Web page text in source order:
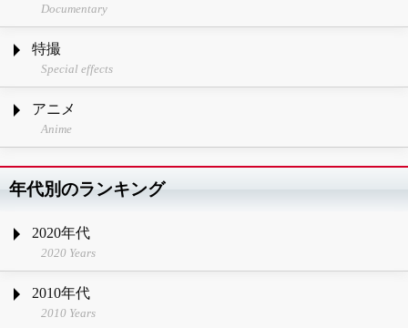
Documentary
特撮
Special effects
アニメ
Anime
年代別のランキング
2020年代
2020 Years
2010年代
2010 Years